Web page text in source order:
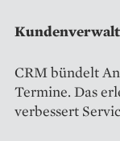
CRM bündelt
Termine. Das
verbessert